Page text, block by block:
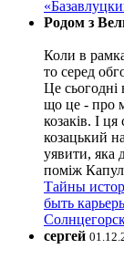
Родом з
Коли в
то серед
Це
що це - про
козаків. І
козацький
уявити, яка
поміж
Тайны
быть
сергей